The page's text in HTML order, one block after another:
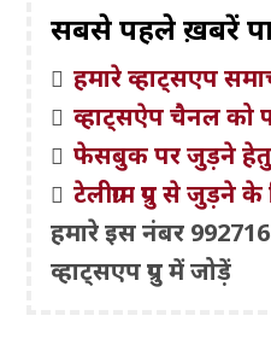
सबसे पहले ख़बरें
हमारे व्हाट्सएप
व्हाट्सऐप चैनल को
फेसबुक पर जुड़ने
टेलीग्राम ग्रुप से
हमारे इस नंबर
व्हाट्सएप ग्रुप में जोड़ें